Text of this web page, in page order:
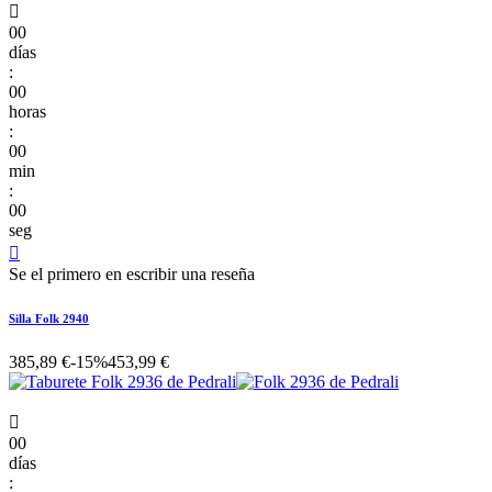

00
días
:
00
horas
:
00
min
:
00
seg

Se el primero en escribir una reseña
Silla Folk 2940
385,89 €-15%453,99 €

00
días
: